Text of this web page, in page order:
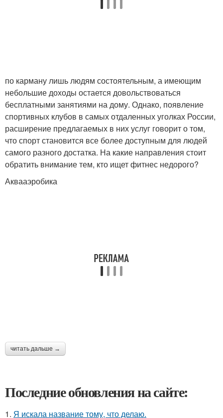
по карману лишь людям состоятельным, а имеющим
небольшие доходы остается довольствоваться
бесплатными занятиями на дому. Однако, появление
спортивных клубов в самых отдаленных уголках России,
расширение предлагаемых в них услуг говорит о том,
что спорт становится все более доступным для людей
самого разного достатка. На какие направления стоит
обратить внимание тем, кто ищет фитнес недорого?
Аквааэробика
читать дальше →
Последние обновления на сайте:
1. Я искала название тому, что делаю.